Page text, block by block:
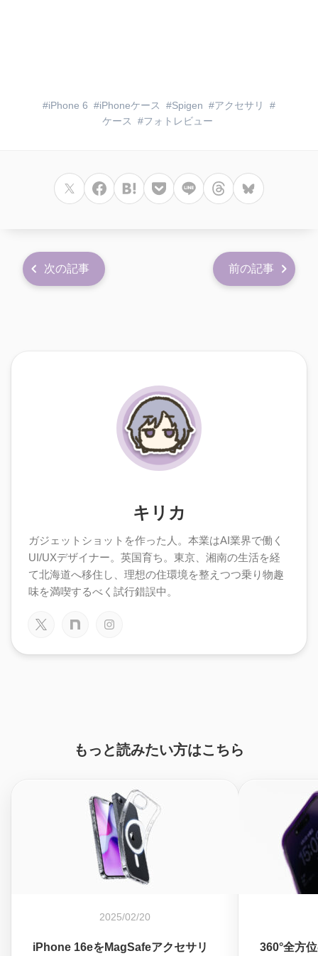
iPhone 6 iPhoneケース Spigen
アクセサリ
ケース
フォトレビュー
次の記事 前の記事
キリカ
ガジェットショットを作った人。本業はAI業界で働く
UI/UXデザイナー。英国育ち。東京、湘南の生活を経
て北海道へ移住し、理想の住環境を整えつつ乗り物趣
味を満喫するべく試行錯誤中。
もっと読みたい方はこちら
2025/02/20
iPhone 16eをMagSafeアクセサリ
360°全方